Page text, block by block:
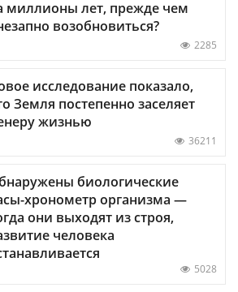
миллионы лет, прежде чем
возобновиться?
2285
исследование показало,
Земля постепенно заселяет
жизнью
36211
биологические
хронометр организма —
они выходят из строя,
человека
5028